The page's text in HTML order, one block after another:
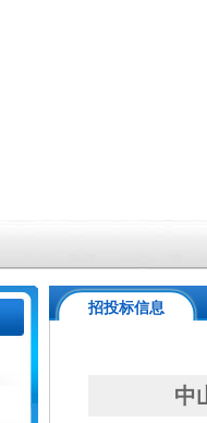
招投标信息
中